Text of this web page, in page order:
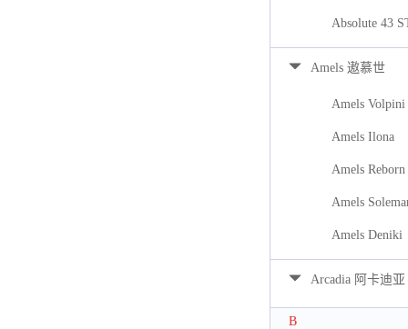
Absolute 43
Amels 遨慕世
Amels Volpini
Amels Ilona
Amels
Amels
Amels Deniki
Arcadia 阿卡迪亚
B